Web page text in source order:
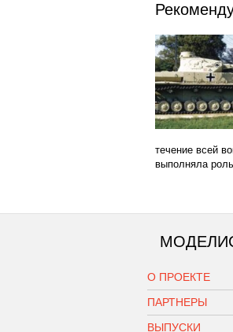
течение всей
выполняла
О ПРОЕКТЕ
ПАРТНЕРЫ
ВЫПУСКИ